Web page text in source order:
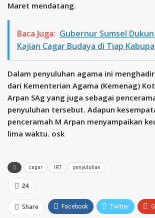
Maret mendatang.
Baca Juga: Gubernur Sumsel
Kajian Cagar Budaya di Tiap
Dalam penyuluhan agama ini
dari Kementerian Agama (Kemenag)
Arpan SAg yang juga sebagai
penyuluhan tersebut. Adapun
penceramah M Arpan menyampaikan
lima waktu. osk
cagar IRT penyuluhan
24
Share Facebook Twitter